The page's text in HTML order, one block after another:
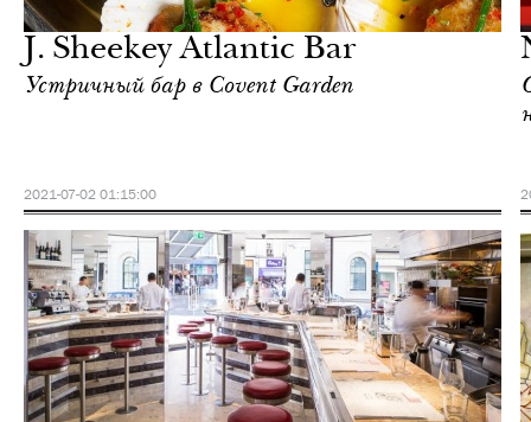
J. Sheekey Atlantic Bar
Устричный бар в Covent Garden
2021-07-02 01:15:00